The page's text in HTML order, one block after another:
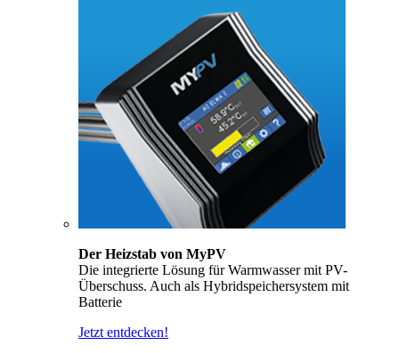
Der Heizstab von MyPV
Die integrierte Lösung für Warmwasser mit PV-
Überschuss. Auch als Hybridspeichersystem mit
Batterie
Jetzt entdecken!